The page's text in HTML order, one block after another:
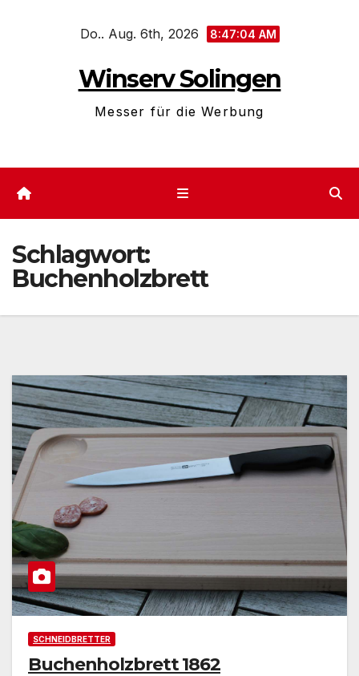
Do.. Aug. 6th, 2026 8:47:04 AM
Winserv Solingen
Messer für die Werbung
Schlagwort:
Buchenholzbrett
SCHNEIDBRETTER
Buchenholzbrett 1862